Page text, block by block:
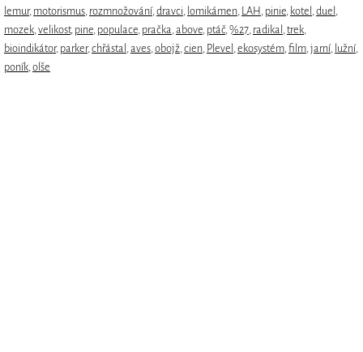
lemur, motorismus, rozmnožování,dravci, lomikámen, LAH , pinie, kotel ,duel ,
mozek,velikost, pine, populace, pračka,above, ptáč,%27, radikal ,trek,
bioindikátor, parker,chřástal ,aves,obojž,cien, Plevel ,ekosystém,film,jarní, lužní,
poník,olše